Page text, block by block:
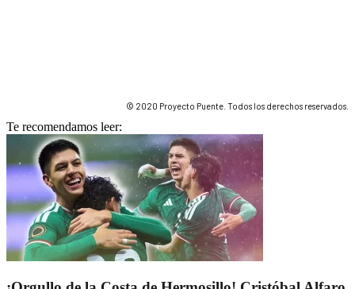
© 2020 Proyecto Puente. Todos los derechos reservados.
Te recomendamos leer: